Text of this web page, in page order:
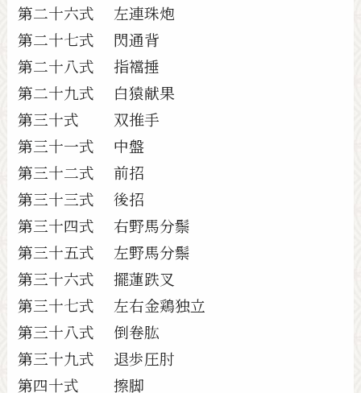
第二十六式 左連珠炮
第二十七式 閃通背
第二十八式 指襠捶
第二十九式 白猿献果
第三十式 双推手
第三十一式 中盤
第三十二式 前招
第三十三式 後招
第三十四式 右野馬分鬃
第三十五式 左野馬分鬃
第三十六式 擺蓮跌叉
第三十七式 左右金鶏独立
第三十八式 倒卷肱
第三十九式 退歩圧肘
第四十式 擦脚